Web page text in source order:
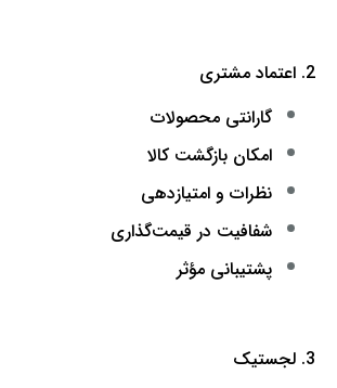
2. اعتماد مشتری
گارانتی محصولات
امکان بازگشت کالا
نظرات و امتیازدهی
شفافیت در قیمت‌گذاری
پشتیبانی مؤثر
3. لجستیک